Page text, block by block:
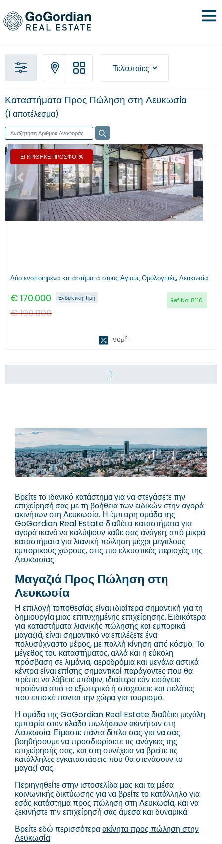
Καταστήματα Προς Πώληση στη Λευκωσία
1 αποτέλεσμα
ΕΓΚΡΙΘΗΚΕ ΠΡΟΣΦΟΡΑ
Προηγούμενο Επόμενο
Δύο ενοποιημένα καταστήματα στους Άγιους Ομολογητές, Λευκωσία
€ 170.000 Ref No: 8110
Ενδεικτική Τιμή
€190.000
90μ 2
1
Βρείτε το ιδανικό κατάστημα για να στεγάσετε την
επιχείρησή σας με τη βοήθεια των ειδικών στην αγορά
ακινήτων στη Λευκωσία. Η έμπειρη ομάδα της
GoGordian Real Estate διαθέτει καταστήματα για
αγορά ικανά να καλύψουν κάθε σας ανάγκη, από μικρά
καταστήματα για λιανική πώληση μέχρι μεγάλους
εμπορικούς χώρους, στις πιο ελκυστικές περιοχές της
Λευκωσίας.
Μαγαζιά Προς Πώληση στη
Λευκωσία
Η επιλογή τοποθεσίας είναι ιδιαίτερα σημαντική για τη
δημιουργία μιας επιτυχημένης επιχείρησης. Ειδικότερα
για καταστήματα λιανικής πώλησης και εμπορικά
μαγαζιά, είναι σημαντικό να επιλέξετε ένα
πολυσύχναστο μέρος, με πολλή κίνηση από κόσμο. Το
μέγεθος του καταστήματος, αλλά και η εύκολη
πρόσβαση σε λιμάνια, αεροδρόμια και μεγάλα αστικά
κέντρα είναι επίσης σημαντικοί παράγοντες που θα
πρέπει να λάβετε υπόψιν, ιδιαίτερα εάν εισάγετε
προϊόντα από το εξωτερικό ή στοχεύετε και πελάτες
που επισκέπτονται την χώρα για τουρισμό.
Η ομάδα της GoGordian Real Estate διαθέτει μεγάλη
εμπειρία στον κλάδο πωλήσεων ακινήτων στη
Λευκωσία. Είμαστε πάντα δίπλα σας για να σας
βοηθήσουμε να προσδιορίσετε τις ανάγκες της
επιχείρησής σας, και στη συνέχεια να βρείτε τις
κατάλληλες εγκαταστάσεις που θα στεγάσουν το
μαγαζί σας.
Περιηγηθείτε στην ιστοσελίδα μας και τα μέσα
κοινωνικής δικτύωσης για να βρείτε το κατάλληλο για
εσάς κατάστημα προς πώληση στη Λευκωσία, και να
ξεκινήστε την επιχείρησή σας άμεσα και δυναμικά.
Βρείτε εδώ περισσότεραακίνητα προς πώληση στην
Λευκωσία.